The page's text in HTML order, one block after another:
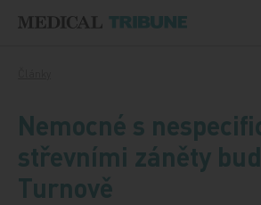
Nemocné s
střevními záněty
Turnově